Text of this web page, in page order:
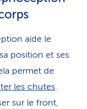
aide le
position et ses
permet de
les chutes.
sur le front,